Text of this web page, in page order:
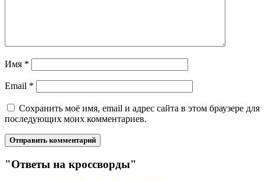
Имя *
Email *
Сохранить моё имя, email и адрес сайта в этом браузере для
последующих моих комментариев.
"Ответы на кроссворды"